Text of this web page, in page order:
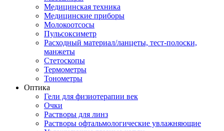
Медицинская техника
Медицинские приборы
Молокоотсосы
Пульсоксиметр
Расходный материал/ланцеты, тест-полоски,
манжеты
Стетоскопы
Термометры
Тонометры
Оптика
Гели для физиотерапии век
Очки
Растворы для линз
Растворы офтальмологические увлажняющие